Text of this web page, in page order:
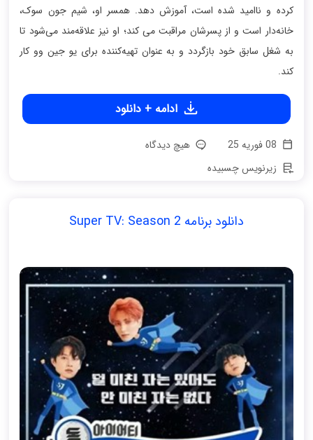
کرده و ناامید شده است، آموزش دهد. همسر او، شیم جون سوک،
خانه‌دار است و از پسرشان مراقبت می کند؛ او نیز علاقه‌مند می‌شود تا
به شغل سابق خود بازگردد و به‌ عنوان تهیه‌کننده برای یو جین وو کار
کند.
ادامه + دانلود
هیچ دیدگاه
زیرنویس چسبیده
دانلود برنامه Super TV: Season 2